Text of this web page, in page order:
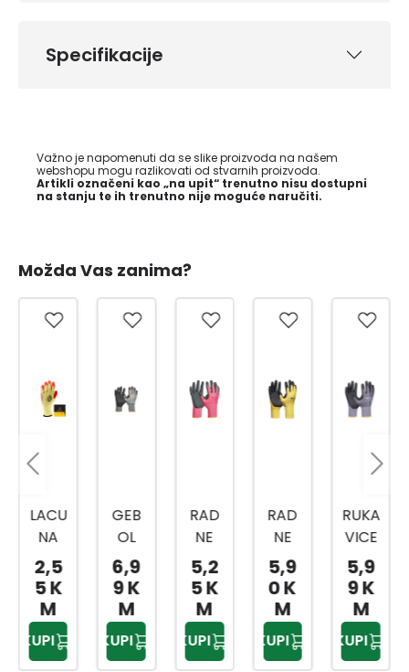
Specifikacije
Važno je napomenuti da se slike proizvoda na našem
webshopu mogu razlikovati od stvarnih proizvoda.
Artikli označeni kao „na upit“ trenutno nisu dostupni
na stanju te ih trenutno nije moguće naručiti.
Možda Vas zanima?
LACU
NA
RUKA
VICA
DIFF
ER
SORT
2,5
5 K
M
KUPI
GEB
OL
RAD
NE
RUKA
VICE
MAS
6,9
9 K
M
KUPI
RAD
NE
RUKA
VICE
ECO
LADY
VELI
5,2
5 K
M
KUPI
RAD
NE
RUKA
VICE
PRO
TEX
VELI
5,9
0 K
M
KUPI
RUKA
VICE
TOP
FLEX
VEL.8
5,9
9 K
M
KUPI